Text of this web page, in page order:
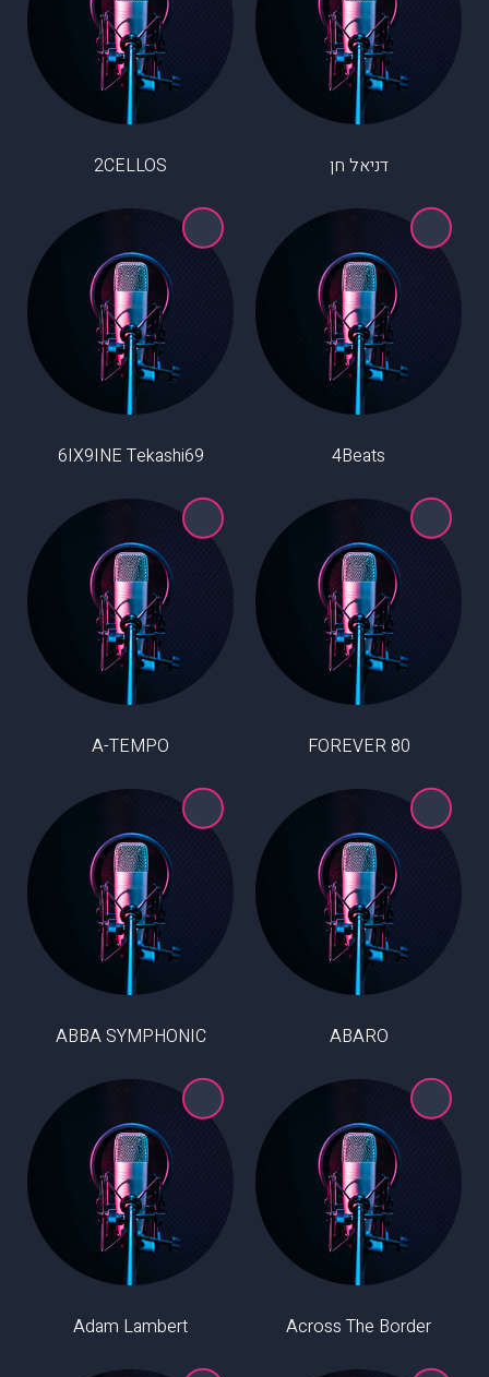
דניאל חן 2CELLOS
4Beats
6IX9INE Tekashi69
80 FOREVER
A-TEMPO
ABARO
ABBA SYMPHONIC
Across The Border
Adam Lambert